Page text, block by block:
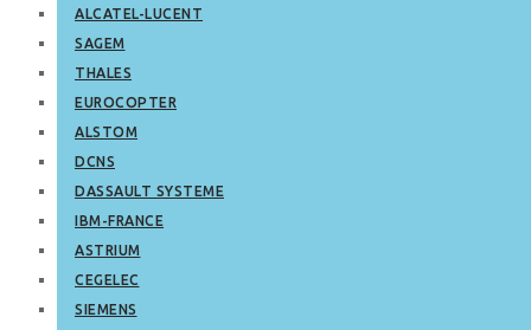
ALCATEL-LUCENT
SAGEM
THALES
EUROCOPTER
ALSTOM
DCNS
DASSAULT SYSTEME
IBM-FRANCE
ASTRIUM
CEGELEC
SIEMENS